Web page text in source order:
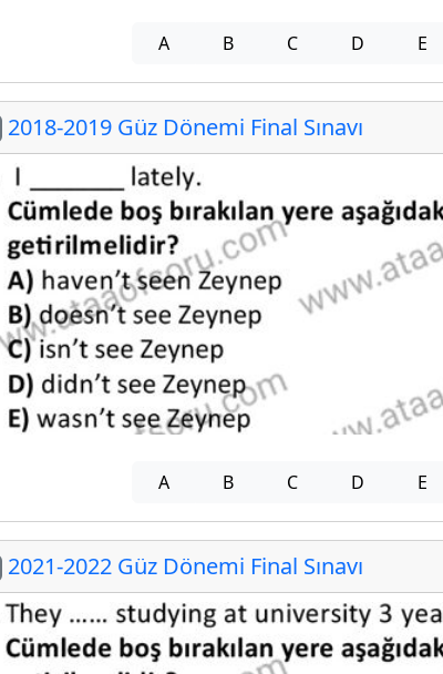
A B C D E
2018-2019 Güz Dönemi Final Sınavı
A B C D E
2021-2022 Güz Dönemi Final Sınavı